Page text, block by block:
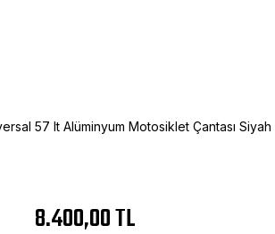
57 lt Alüminyum Motosiklet Çantası Siyah
8.400,00 TL